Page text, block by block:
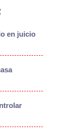
en juicio